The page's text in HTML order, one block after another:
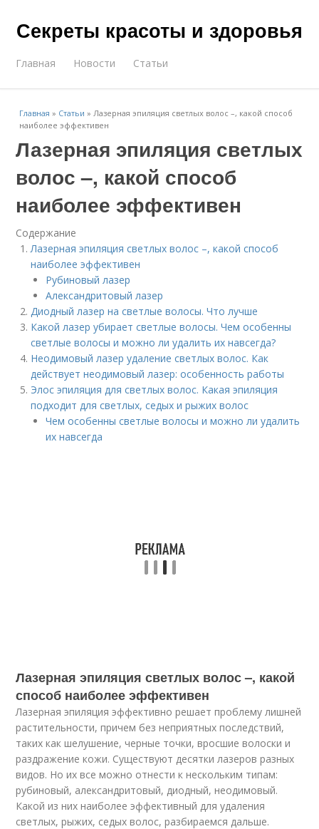
Секреты красоты и здоровья
Главная Новости Статьи
Главная » Статьи »Лазерная эпиляция светлых волос –, какой способ
наиболее эффективен
Лазерная эпиляция светлых
волос –, какой способ
наиболее эффективен
Содержание
Лазерная эпиляция светлых волос –, какой способ
наиболее эффективен
Рубиновый лазер
Александритовый лазер
Диодный лазер на светлые волосы. Что лучше
Какой лазер убирает светлые волосы. Чем особенны
светлые волосы и можно ли удалить их навсегда?
Неодимовый лазер удаление светлых волос. Как
действует неодимовый лазер: особенность работы
Элос эпиляция для светлых волос. Какая эпиляция
подходит для светлых, седых и рыжих волос
Чем особенны светлые волосы и можно ли удалить
их навсегда
Лазерная эпиляция светлых волос –, какой
способ наиболее эффективен
Лазерная эпиляция эффективно решает проблему лишней
растительности, причем без неприятных последствий,
таких как шелушение, черные точки, вросшие волоски и
раздражение кожи. Существуют десятки лазеров разных
видов. Но их все можно отнести к нескольким типам:
рубиновый, александритовый, диодный, неодимовый.
Какой из них наиболее эффективный для удаления
светлых, рыжих, седых волос, разбираемся дальше.